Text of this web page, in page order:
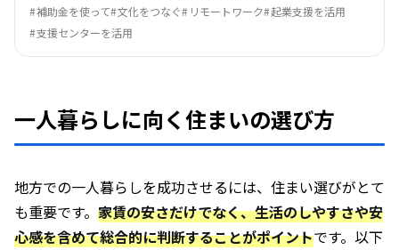
補助金を使って 文化をつなぐ リモートワーク 起業支援を活用
支援センターを活用
一人暮らしに向く住まいの選び方
地方での一人暮らしを成功させるには、住まい選びがとて
も重要です。 家賃の安さだけでなく、生活のしやすさや安
心感を含めて総合的に判断することがポイントです。以下